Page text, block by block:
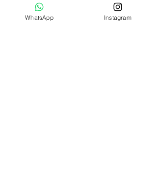
Sold Out
WhatsApp Instagram